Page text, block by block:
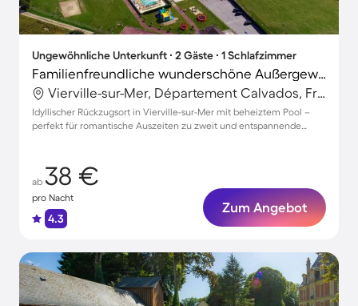
Ungewöhnliche Unterkunft ∙ 2 Gäste ∙ 1 Schlafzimmer
Familienfreundliche wunderschöne Außergewöhnliche Unterkunft mit beheiztem Pool | Nah am Strand
Vierville-sur-Mer, Département Calvados, Frankreich
Idyllischer Rückzugsort in Vierville-sur-Mer mit beheiztem Pool –
perfekt für romantische Auszeiten zu zweit und entspannende
ab 38 €
pro Nacht
4.3
Zum Angebot